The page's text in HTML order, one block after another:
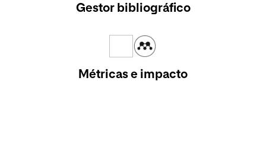
Gestor bibliográfico
Métricas e impacto